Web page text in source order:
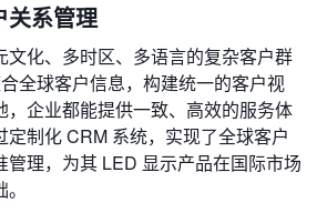
关系管理
文化、多时区、多语言的复杂客户群
全球客户信息，构建统一的客户视
，企业都能提供一致、高效的服务体
制化 CRM 系统，实现了全球客户
管理，为其 LED 显示产品在国际市场